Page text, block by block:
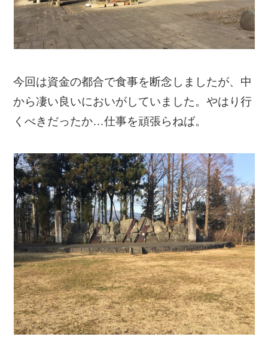
今回は資金の都合で食事を断念しましたが、中
から凄い良いにおいがしていました。やはり行
くべきだったか…仕事を頑張らねば。